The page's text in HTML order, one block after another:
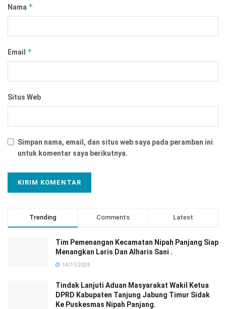
Nama *
Email *
Situs Web
Simpan nama, email, dan situs web saya pada peramban ini
untuk komentar saya berikutnya.
Trending Comments Latest
Tim Pemenangan Kecamatan Nipah Panjang Siap
Menangkan Laris Dan Alharis Sani .
14/11/2024
Tindak Lanjuti Aduan Masyarakat Wakil Ketua
DPRD Kabupaten Tanjung Jabung Timur Sidak
Ke Puskesmas Nipah Panjang.